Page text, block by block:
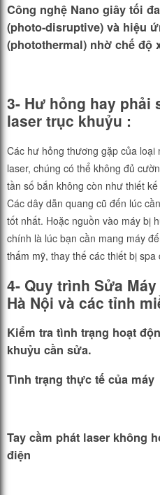
Công nghệ Nano giây tối
(photo-disruptive) và hiệu
(photothermal) nhờ chế độ
3- Hư hỏng hay phải
laser trục khuỷu :
Các hư hỏng thương gặp của loại
laser, chúng có thể không đủ
tần số bắn không còn như thiết
Các dây dẫn quang cũ đến lúc
tốt nhất. Hoặc nguồn vào máy bị
chính là lúc bạn cần mang máy
thấm mỹ, thay thế các thiết bị spa
4- Quy trình Sửa
Hà Nội và các tỉnh
Kiểm tra tình trạng hoạt
khuỷu cần sửa.
Tình trạng thực tế của máy
Tay cầm phát laser không
điện